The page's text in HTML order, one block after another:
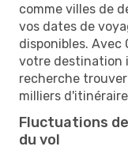
comme villes de
vos dates de
disponibles. Avec
votre destination
recherche
milliers
Fluctuations
du vol